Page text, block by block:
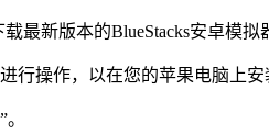
最新版本的BlueStacks安卓模拟
操作，以在您的苹果电脑上安